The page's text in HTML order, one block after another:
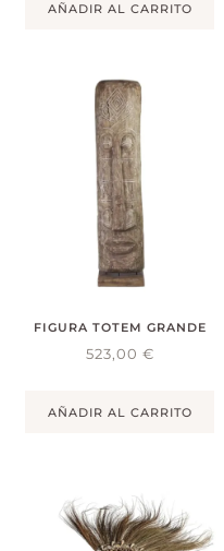
AÑADIR AL CARRITO
FIGURA TOTEM GRANDE
523,00 €
AÑADIR AL CARRITO